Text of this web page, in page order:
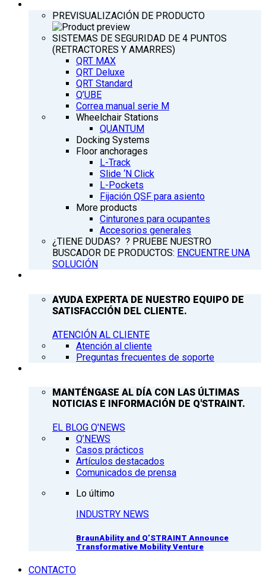
PREVISUALIZACIÓN DE PRODUCTO
SISTEMAS DE SEGURIDAD DE 4 PUNTOS
(RETRACTORES Y AMARRES)
QRT MAX
QRT Deluxe
QRT Standard
Q’UBE
Correa manual serie M
Wheelchair Stations
QUANTUM
Docking Systems
Floor anchorages
L-Track
Slide ‘N Click
L-Pockets
Fijación QSF para asiento
More products
Cinturones para ocupantes
Accesorios generales
¿TIENE DUDAS? ? PRUEBE NUESTRO
BUSCADOR DE PRODUCTOS: ENCUENTRE UNA
SOLUCIÓN
AYUDA EXPERTA DE NUESTRO EQUIPO DE
SATISFACCIÓN DEL CLIENTE.
ATENCIÓN AL CLIENTE
Atención al cliente
Preguntas frecuentes de soporte
MANTÉNGASE AL DÍA CON LAS ÚLTIMAS
NOTICIAS E INFORMACIÓN DE Q'STRAINT.
EL BLOG Q'NEWS
Q’NEWS
Casos prácticos
Artículos destacados
Comunicados de prensa
Lo último
INDUSTRY NEWS
BraunAbility and Q’STRAINT Announce
Transformative Mobility Venture
CONTACTO